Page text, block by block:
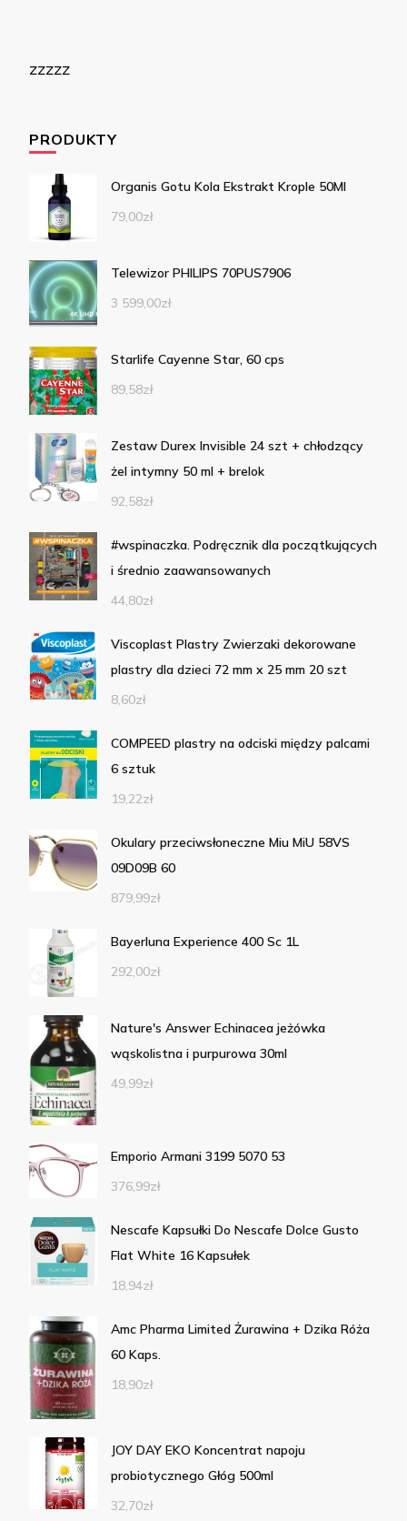
zzzzz
PRODUKTY
Organis Gotu Kola Ekstrakt Krople 50Ml
79,00zł
Telewizor PHILIPS 70PUS7906
3 599,00zł
Starlife Cayenne Star, 60 cps
89,58zł
Zestaw Durex Invisible 24 szt + chłodzący
żel intymny 50 ml + brelok
92,58zł
#wspinaczka. Podręcznik dla początkujących
i średnio zaawansowanych
44,80zł
Viscoplast Plastry Zwierzaki dekorowane
plastry dla dzieci 72 mm x 25 mm 20 szt
8,60zł
COMPEED plastry na odciski między palcami
6 sztuk
19,22zł
Okulary przeciwsłoneczne Miu MiU 58VS
09D09B 60
879,99zł
Bayerluna Experience 400 Sc 1L
292,00zł
Nature's Answer Echinacea jeżówka
wąskolistna i purpurowa 30ml
49,99zł
Emporio Armani 3199 5070 53
376,99zł
Nescafe Kapsułki Do Nescafe Dolce Gusto
Flat White 16 Kapsułek
18,94zł
Amc Pharma Limited Żurawina + Dzika Róża
60 Kaps.
18,90zł
JOY DAY EKO Koncentrat napoju
probiotycznego Głóg 500ml
32,70zł